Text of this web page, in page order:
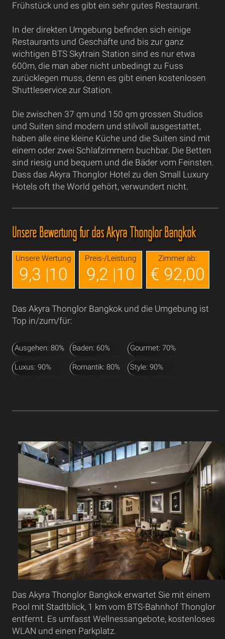
Frühstück und es gibt ein sehr gutes Restaurant.
In der direkten Umgebung befinden sich einige
Restaurants und Geschäfte und bis zur ganz
wichtigen BTS Skytrain Station sind es nur etwa
600m, die man aber nicht unbedingt zu Fuss
zurücklegen muss, denn es gibt einen kostenlosen
Shuttleservice zur Station.
Die zwischen 37 qm und 150 qm grossen Studios
und Suiten sind modern und stilvoll ausgestattet,
haben alle eine kleine Küche und die Suiten sind mit
einem oder zwei Schlafzimmern buchbar. Die Betten
sind riesig und bequem und die Bäder vom Feinsten.
Dass das Akyra Thonglor Hotel zu den Small Luxury
Hotels oft the World gehört, verwundert nicht.
Unsere Bewertung für das Akyra Thonglor Bangkok
Unsere Wertung
9,3 |10
Preis-/Leistung
9,2 |10
Zimmer ab:
€ 92,00
Das Akyra Thonglor Bangkok und die Umgebung ist
Top in/zum/für:
Ausgehen: 80% Baden: 60% Gourmet: 70%
Luxus: 90% Romantik: 80% Style: 90%
Das Akyra Thonglor Bangkok erwartet Sie mit einem
Pool mit Stadtblick, 1 km vom BTS-Bahnhof Thonglor
entfernt. Es umfasst Wellnessangebote, kostenloses
WLAN und einen Parkplatz.